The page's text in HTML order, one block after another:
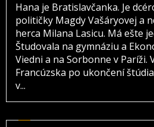
Hana je Bratislavčanka. Je
političky Magdy Vašáryovej a
herca Milana Lasicu. Má ešte
Študovala na gymnáziu a
Viedni a na Sorbonne v Paríži.
Francúzska po ukončení
v...